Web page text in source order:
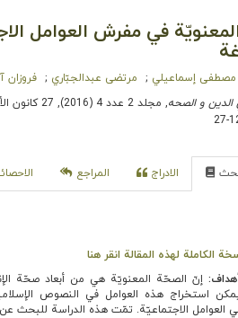
في مفرش العوامل
مصطفی إسماعیلي مرتضى عبدالجبّاري فروزان
و الصحه, مجلد 2 عدد 4 (2016), 27 كانون الأول 2017
الادراج المراجع
الكاملة لهذه المقالة انقر هنا
إنّ الصحّة المعنویّة هي من أبعاد صحّة
استخراج هذه العوامل­ في النصوص
العوامل الاجتماعیّة. تمّت هذه الدراسة للبحث عن